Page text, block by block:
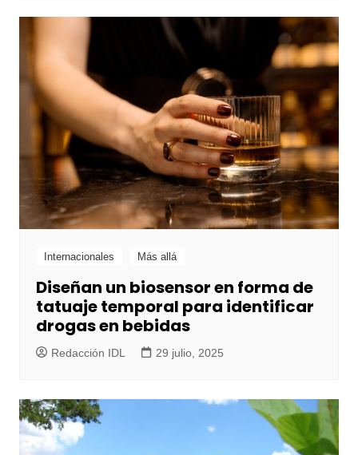
Internacionales Más allá
Diseñan un biosensor en forma de
tatuaje temporal para identificar
drogas en bebidas
Redacción IDL 29 julio, 2025